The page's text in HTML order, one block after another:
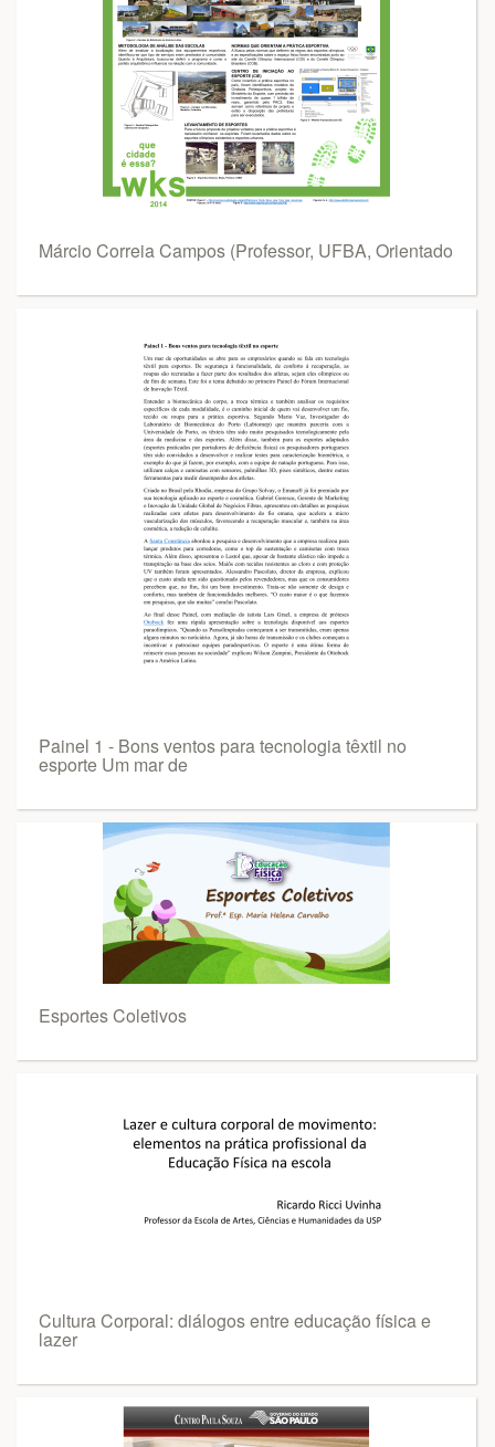
Márcio Correia Campos (Professor, UFBA, Orientado
Painel 1 - Bons ventos para tecnologia têxtil no
esporte Um mar de
Esportes Coletivos
Cultura Corporal: diálogos entre educação física e
lazer